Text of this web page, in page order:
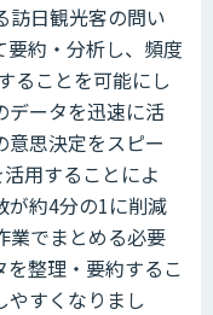
訪日観光客の問い
約・分析し、頻度
ることを可能にし
データを迅速に活
意思決定をスピー
用することによ
が約4分の1に削減
業でまとめる必要
整理・要約するこ
やすくなりまし